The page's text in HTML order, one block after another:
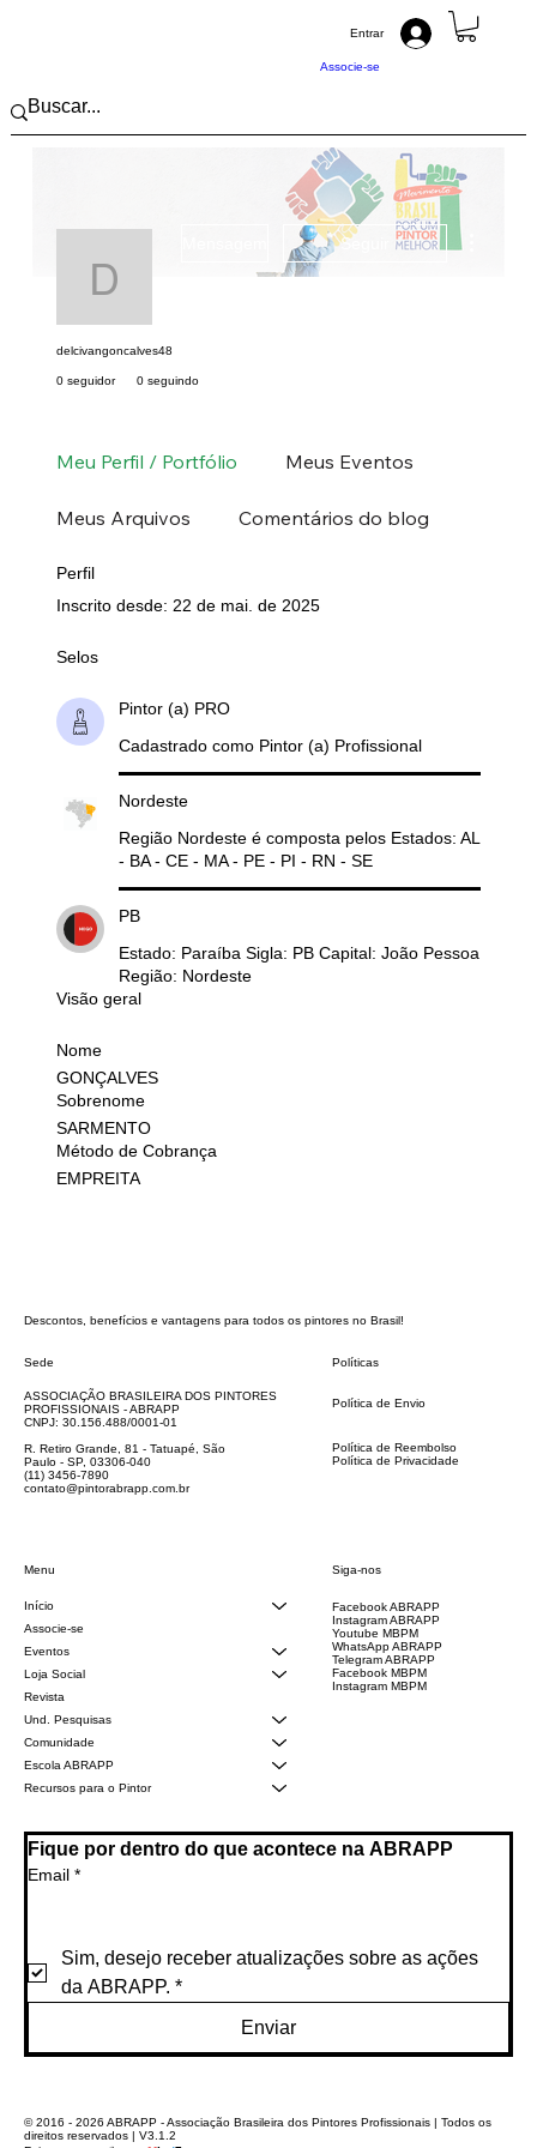
Associe-se
Entrar
delcivangoncalves48
Seguir
delcivangoncalves48
0 seguidor 0 seguindo
Meu Perfil / Portfólio Meus Eventos
Meus Arquivos Comentários do blog
Perfil
Inscrito desde: 22 de mai. de 2025
Selos
Pintor (a) PRO
Cadastrado como Pintor (a) Profissional
Nordeste
Região Nordeste é composta pelos Estados: AL
- BA - CE - MA - PE - PI - RN - SE
PB
Estado: Paraíba Sigla: PB Capital: João Pessoa
Região: Nordeste
Visão geral
Nome
GONÇALVES
Sobrenome
SARMENTO
Método de Cobrança
EMPREITA
Descontos, benefícios e vantagens para todos os pintores no Brasil!
Sede
ASSOCIAÇÃO BRASILEIRA DOS PINTORES
PROFISSIONAIS - ABRAPP
CNPJ: 30.156.488/0001-01
R. Retiro Grande, 81 - Tatuapé, São
Paulo - SP, 03306-040
(11) 3456-7890
contato@pintorabrapp.com.br
Menu
Início
Associe-se
Eventos
Loja Social
Revista
Und. Pesquisas
Comunidade
Escola ABRAPP
Recursos para o Pintor
Políticas
Política de Envio
Política de Reembolso
Política de Privacidade
Siga-nos
Facebook ABRAPP
Instagram ABRAPP
Youtube MBPM
WhatsApp ABRAPP
Telegram ABRAPP
Facebook MBPM
Instagram MBPM
Fique por dentro do que acontece na ABRAPP
Email *
Sim, desejo receber atualizações sobre as ações
da ABRAPP. *
Enviar
© 2016 - 2026 ABRAPP - Associação Brasileira dos Pintores Profissionais | Todos os
direitos reservados | V3.1.2